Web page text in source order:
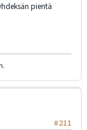
pientä
#211